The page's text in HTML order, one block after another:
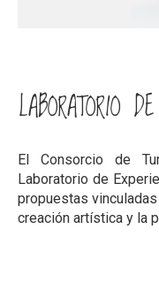
LABORATORIO
El Consorcio de
Laboratorio de
propuestas vinculadas
creación artística y la